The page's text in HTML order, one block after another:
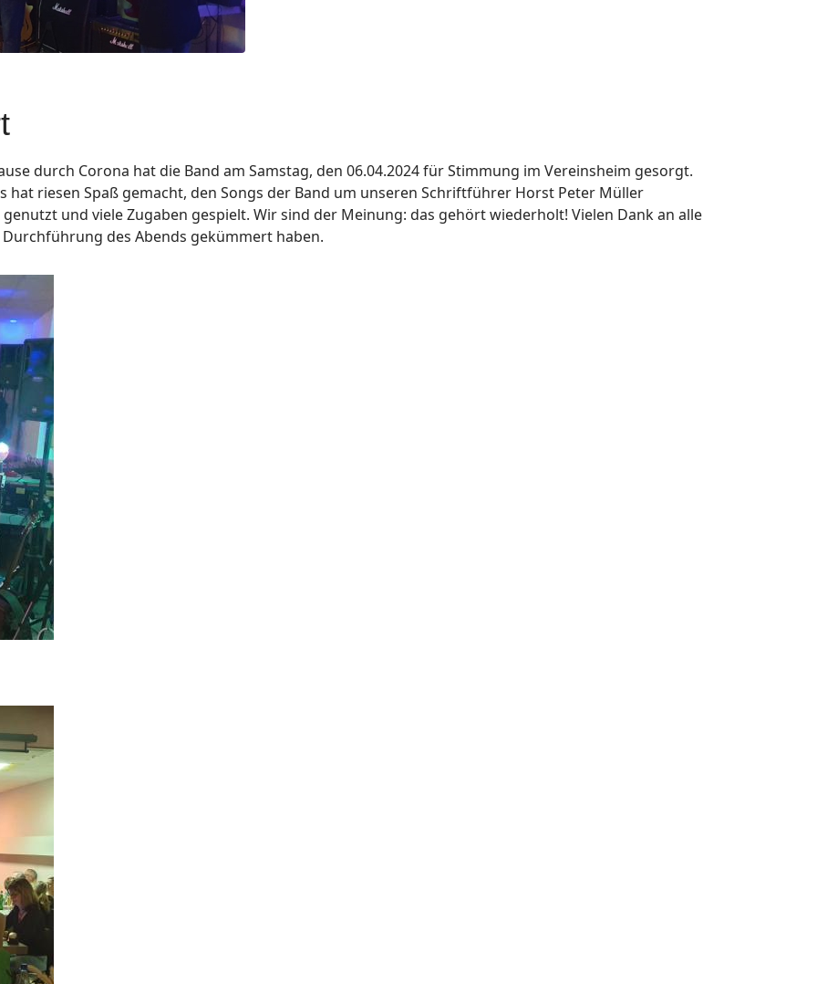
durch Corona hat die Band am Samstag, den 06.04.2024 für Stimmung im Vereinsheim gesorgt.
hat riesen Spaß gemacht, den Songs der Band um unseren Schriftführer Horst Peter Müller
und viele Zugaben gespielt. Wir sind der Meinung: das gehört wiederholt! Vielen Dank an alle
des Abends gekümmert haben.